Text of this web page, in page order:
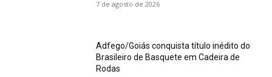
7 de agosto de 2026
Adfego/Goiás conquista título inédito do
Brasileiro de Basquete em Cadeira de
Rodas